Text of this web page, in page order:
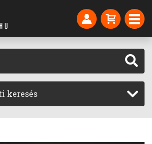
keresés